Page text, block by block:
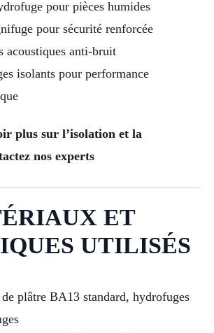
pour pièces humides
pour sécurité renforcée
acoustiques anti-bruit
isolants pour performance
plus sur l’isolation et la
nos experts
ET
UTILISÉS
de plâtre BA13 standard, hydrofuges